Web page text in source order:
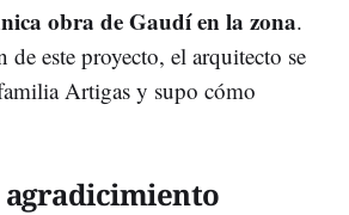
obra de Gaudí en la zona.
de este proyecto, el arquitecto se
Artigas y supo cómo